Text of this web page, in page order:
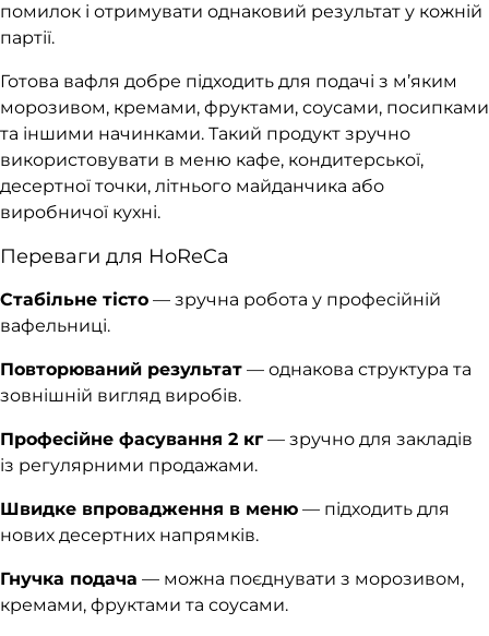
помилок і отримувати однаковий результат у кожній
партії.
Готова вафля добре підходить для подачі з м’яким
морозивом, кремами, фруктами, соусами, посипками
та іншими начинками. Такий продукт зручно
використовувати в меню кафе, кондитерської,
десертної точки, літнього майданчика або
виробничої кухні.
Переваги для HoReCa
Стабільне тісто — зручна робота у професійній
вафельниці.
Повторюваний результат — однакова структура та
зовнішній вигляд виробів.
Професійне фасування 2 кг— зручно для закладів
із регулярними продажами.
Швидке впровадження в меню — підходить для
нових десертних напрямків.
Гнучка подача — можна поєднувати з морозивом,
кремами, фруктами та соусами.